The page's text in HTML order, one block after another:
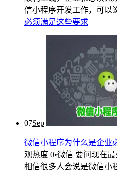
信小程序开发工作，可以
必须满足这些要求
07Sep
微信小程序为什么是企业
观热度 0•微信 要问现在
相信很多人会说是微信小